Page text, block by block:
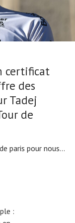
certificat
des
Tadej
de
paris pour nous...
: